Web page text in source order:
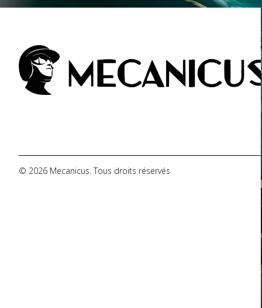
D.B
De Tomaso
© 2026 Mecanicus. Tous droits réservés